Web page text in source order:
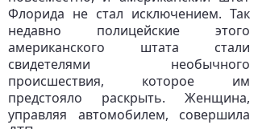
Флорида не стал исключением. Так
недавно полицейские этого
американского штата стали
свидетелями необычного
происшествия, которое им
предстояло раскрыть. Женщина,
управляя автомобилем, совершила